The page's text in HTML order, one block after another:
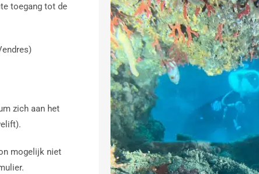
toegang tot de
zich aan het
mogelijk niet